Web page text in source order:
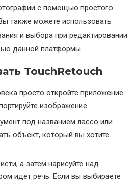
с помощью простого
также можете использовать
и выбора при редактировании
данной платформы.
TouchRetouch
просто откройте приложение
изображение.
под названием лассо или
объект, который вы хотите
а затем нарисуйте над
идет речь. Если вы выбираете